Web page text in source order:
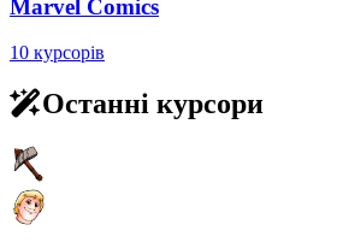
Marvel Comics
10 курсорів
Останні курсори